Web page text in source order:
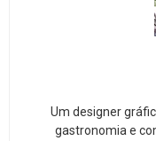
Um designer
gastronomia e